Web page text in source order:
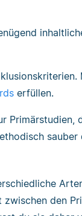
erfüllen.
den